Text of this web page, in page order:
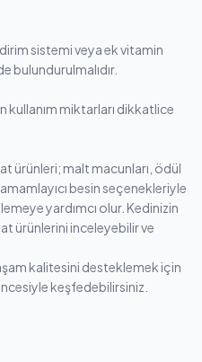
sistemi veya ek vitamin
bulundurulmalıdır.
kullanım miktarları dikkatlice
ürünleri; malt macunları, ödül
besin seçenekleriyle
yardımcı olur. Kedinizin
ürünlerini inceleyebilir ve
kalitesini desteklemek için
keşfedebilirsiniz.